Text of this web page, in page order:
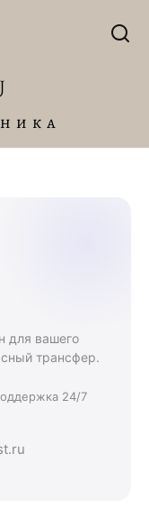
для вашего
трансфер.
24/7